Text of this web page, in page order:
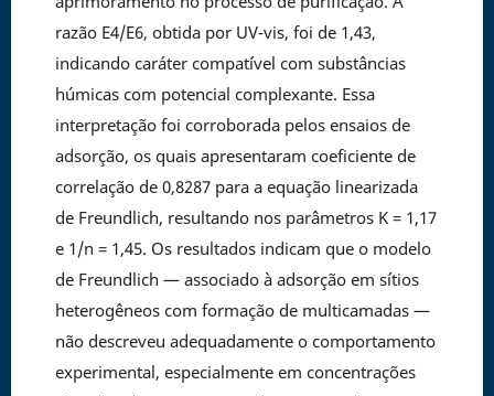
razão E4/E6, obtida por UV-vis, foi de 1,43,
indicando caráter compatível com substâncias
húmicas com potencial complexante. Essa
interpretação foi corroborada pelos ensaios de
adsorção, os quais apresentaram coeficiente de
correlação de 0,8287 para a equação linearizada
de Freundlich, resultando nos parâmetros K = 1,17
e 1/n = 1,45. Os resultados indicam que o modelo
de Freundlich — associado à adsorção em sítios
heterogêneos com formação de multicamadas —
não descreveu adequadamente o comportamento
experimental, especialmente em concentrações